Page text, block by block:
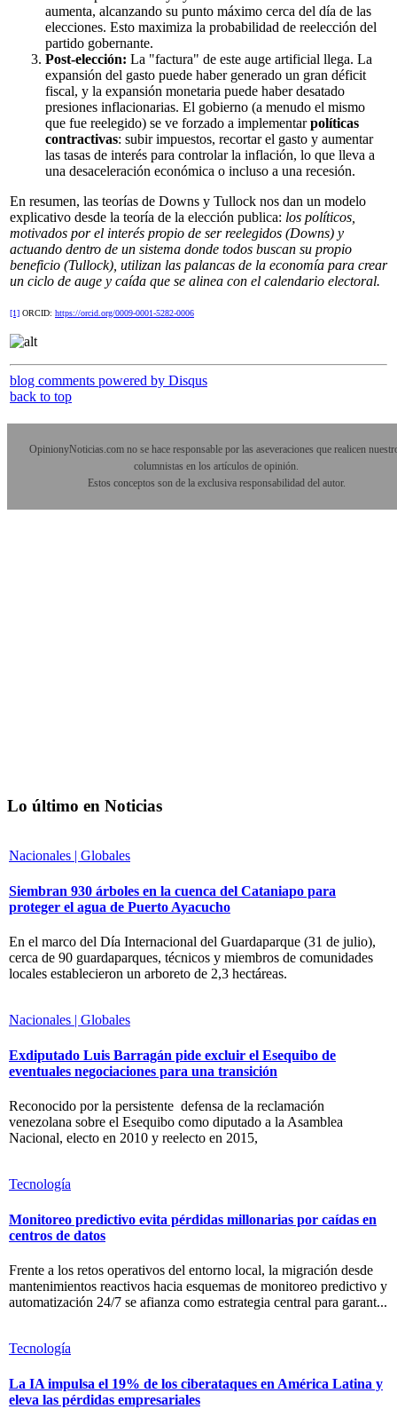
aumenta, alcanzando su punto máximo cerca del día de las
elecciones. Esto maximiza la probabilidad de reelección del
partido gobernante.
Post-elección: La "factura" de este auge artificial llega. La
expansión del gasto puede haber generado un gran déficit
fiscal, y la expansión monetaria puede haber desatado
presiones inflacionarias. El gobierno (a menudo el mismo
que fue reelegido) se ve forzado a implementarpolíticas
contractivas: subir impuestos, recortar el gasto y aumentar
las tasas de interés para controlar la inflación, lo que lleva a
una desaceleración económica o incluso a una recesión.
En resumen, las teorías de Downs y Tullock nos dan un modelo
explicativo desde la teoría de la elección publica: los políticos,
motivados por el interés propio de ser reelegidos (Downs) y
actuando dentro de un sistema donde todos buscan su propio
beneficio (Tullock), utilizan las palancas de la economía para crear
un ciclo de auge y caída que se alinea con el calendario electoral.
[1] ORCID: https://orcid.org/0009-0001-5282-0006
blog comments powered by Disqus
back to top
OpinionyNoticias.com no se hace responsable por las aseveraciones que realicen
columnistas en los artículos de opinión.
Estos conceptos son de la exclusiva responsabilidad del autor.
Lo último en Noticias
Nacionales | Globales
Siembran 930 árboles en la cuenca del Cataniapo para
proteger el agua de Puerto Ayacucho
En el marco del Día Internacional del Guardaparque (31 de julio),
cerca de 90 guardaparques, técnicos y miembros de comunidades
locales establecieron un arboreto de 2,3 hectáreas.
Nacionales | Globales
Exdiputado Luis Barragán pide excluir el Esequibo de
eventuales negociaciones para una transición
Reconocido por la persistente defensa de la reclamación
venezolana sobre el Esequibo como diputado a la Asamblea
Nacional, electo en 2010 y reelecto en 2015,
Tecnología
Monitoreo predictivo evita pérdidas millonarias por caídas en
centros de datos
Frente a los retos operativos del entorno local, la migración desde
mantenimientos reactivos hacia esquemas de monitoreo predictivo y
automatización 24/7 se afianza como estrategia central para garant...
Tecnología
La IA impulsa el 19% de los ciberataques en América Latina y
eleva las pérdidas empresariales